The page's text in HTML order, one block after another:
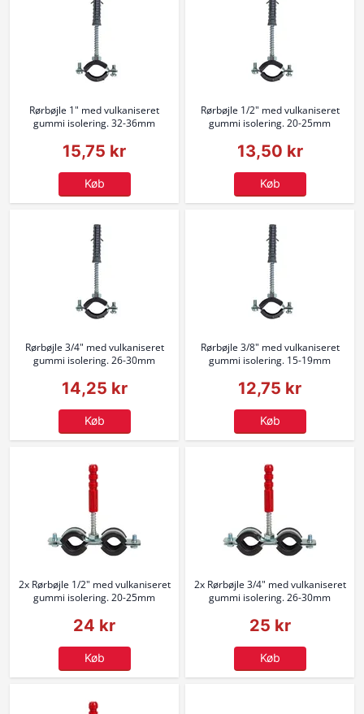
Rørbøjle 1" med vulkaniseret
gummi isolering. 32-36mm
15,75 kr
Køb
Rørbøjle 1/2" med vulkaniseret
gummi isolering. 20-25mm
13,50 kr
Køb
Rørbøjle 3/4" med vulkaniseret
gummi isolering. 26-30mm
14,25 kr
Køb
Rørbøjle 3/8" med vulkaniseret
gummi isolering. 15-19mm
12,75 kr
Køb
2x Rørbøjle 1/2" med vulkaniseret
gummi isolering. 20-25mm
24 kr
Køb
2x Rørbøjle 3/4" med vulkaniseret
gummi isolering. 26-30mm
25 kr
Køb